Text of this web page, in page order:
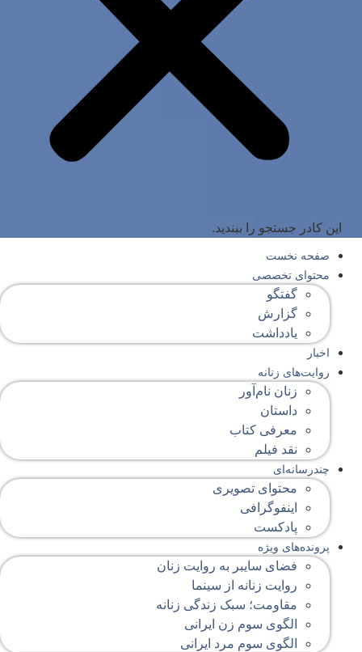
این کادر جستجو را ببندید.
صفحه‌ نخست
محتوای‌ تخصصی
گفتگو
گزارش
یادداشت
اخبار
روایت‌های زنانه
زنان نام‌آور
داستان
معرفی کتاب
نقد فیلم
چندرسانه‌ای
محتوای تصویری
اینفوگرافی
پادکست
پرونده‌های ویژه
فضای سایبر به روایت زنان
روایت زنانه از سینما
مقاومت؛ سبک زندگی زنانه
الگوی سوم زن ایرانی
الگوی سوم مرد ایرانی